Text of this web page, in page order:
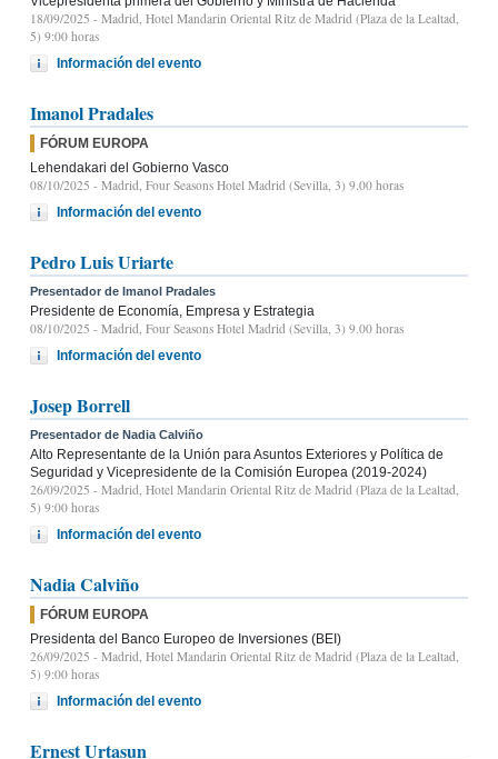
18/09/2025 - Madrid, Hotel Mandarin Oriental Ritz de Madrid (Plaza de la Lealtad,
5) 9:00 horas
Información del evento
Imanol Pradales
FÓRUM EUROPA
Lehendakari del Gobierno Vasco
08/10/2025 - Madrid, Four Seasons Hotel Madrid (Sevilla, 3) 9.00 horas
Información del evento
Pedro Luis Uriarte
Presentador de Imanol Pradales
Presidente de Economía, Empresa y Estrategia
08/10/2025 - Madrid, Four Seasons Hotel Madrid (Sevilla, 3) 9.00 horas
Información del evento
Josep Borrell
Presentador de Nadia Calviño
Alto Representante de la Unión para Asuntos Exteriores y Política de
Seguridad y Vicepresidente de la Comisión Europea (2019-2024)
26/09/2025 - Madrid, Hotel Mandarin Oriental Ritz de Madrid (Plaza de la Lealtad,
5) 9:00 horas
Información del evento
Nadia Calviño
FÓRUM EUROPA
Presidenta del Banco Europeo de Inversiones (BEI)
26/09/2025 - Madrid, Hotel Mandarin Oriental Ritz de Madrid (Plaza de la Lealtad,
5) 9:00 horas
Información del evento
Ernest Urtasun